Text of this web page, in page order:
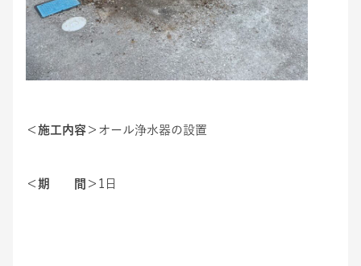
＜施工内容＞ オール浄水器の設置
＜期 間＞ 1日